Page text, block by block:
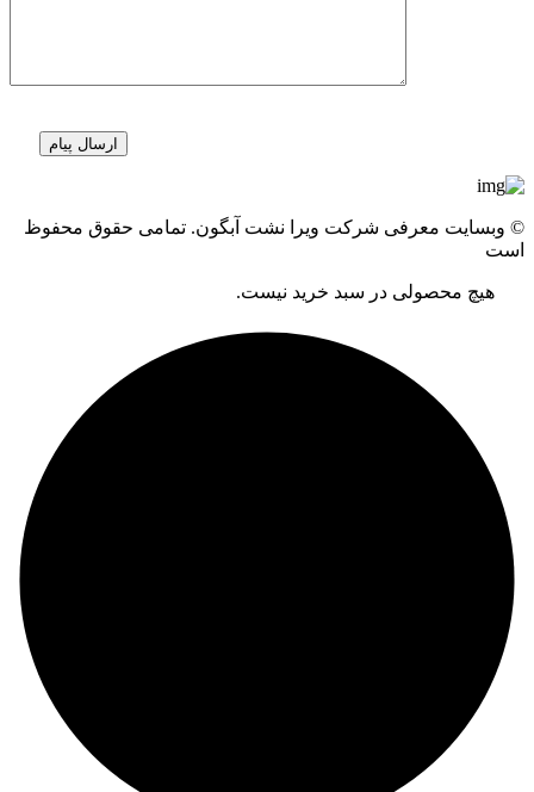
© وبسایت معرفی شرکت ویرا نشت آبگون. تمامی حقوق محفوظ
است
هیچ محصولی در سبد خرید نیست.